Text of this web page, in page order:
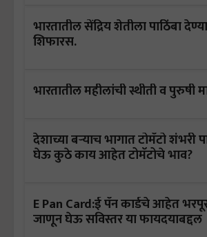
भारतातील सेंद्रिय शेतीला पाठिंबा
शिफारस.
भारतातील महीलांची स्थीती व पुरुषी
देशाच्या बऱ्याच भागात टोमॅटो शंभरी
घेऊ कुठे काय आहेत टोमॅटोचे भाव?
E Pan Card:ई पॅन कार्डचे आहेत
जाणून घेऊ सविस्तर या फायदयाबद्दल